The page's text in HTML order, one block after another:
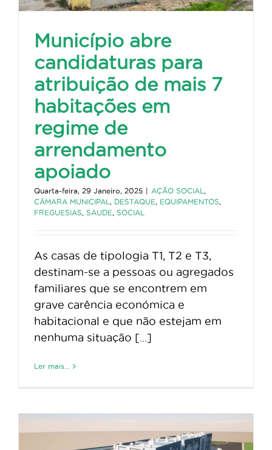
Município abre
candidaturas para
atribuição de mais 7
habitações em
regime de
arrendamento
apoiado
Quarta-feira, 29 Janeiro, 2025 AÇÃO SOCIAL ,
CÂMARA MUNICIPAL , DESTAQUE, EQUIPAMENTOS,
FREGUESIAS, SAUDE, SOCIAL
As casas de tipologia T1, T2 e T3,
destinam-se a pessoas ou agregados
familiares que se encontrem em
grave carência económica e
habitacional e que não estejam em
nenhuma situação [...]
Ler mais...